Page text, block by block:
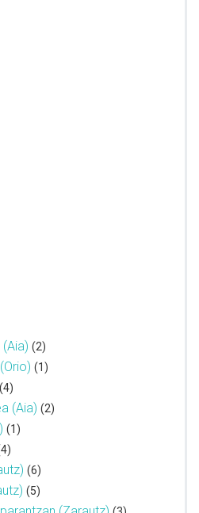
(2)
(1)
(4)
(Aia) (2)
(1)
(6)
(5)